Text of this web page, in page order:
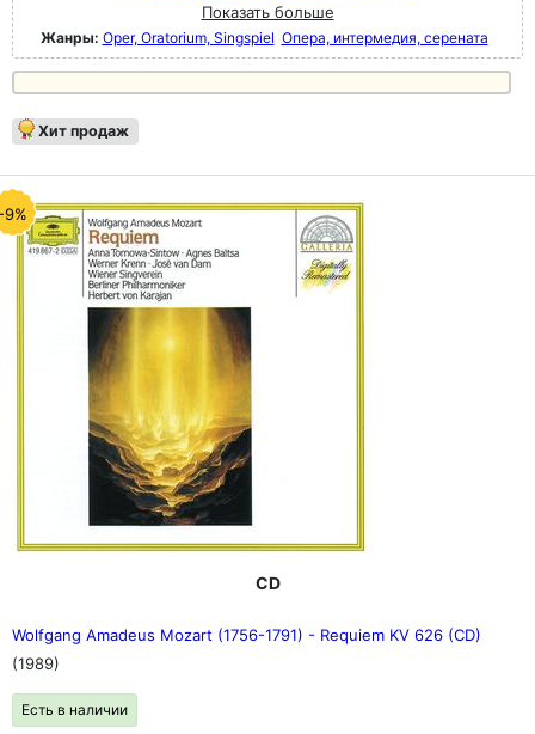
Показать больше
Жанры: Oper, Oratorium, Singspiel Опера, интермедия, серената
Хит продаж
9%
CD
Wolfgang Amadeus Mozart (1756-1791) - Requiem KV 626 (CD)
(1989)
Есть в наличии